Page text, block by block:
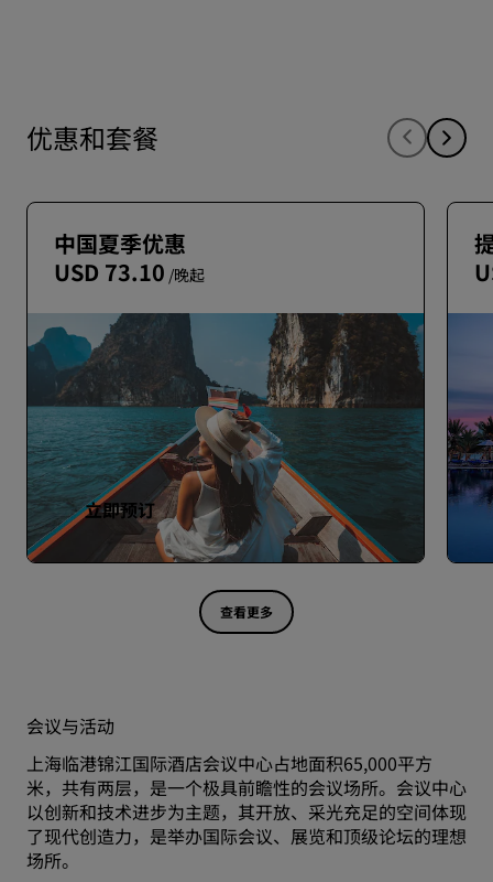
优惠和套餐
中国夏季优惠
USD 73.10 /晚起
立即预订
查看更多
会议与活动
上海临港锦江国际酒店会议中心占地面积65,000平方
米，共有两层，是一个极具前瞻性的会议场所。会议中心
以创新和技术进步为主题，其开放、采光充足的空间体现
了现代创造力，是举办国际会议、展览和顶级论坛的理想
场所。